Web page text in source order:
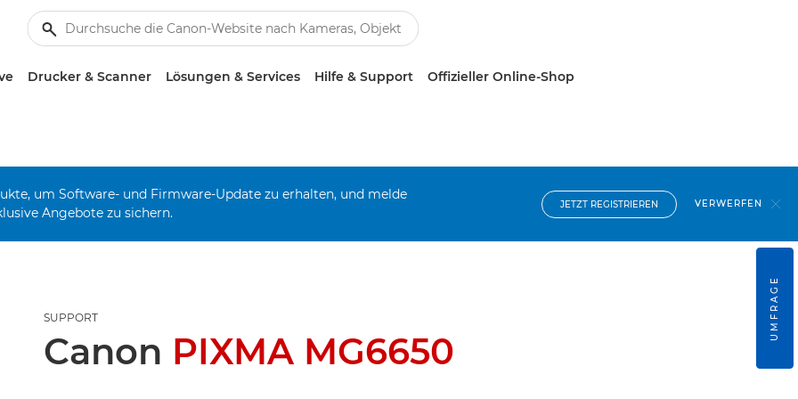
Drucker & Scanner Lösungen & Services Hilfe & Support Offizieller Online-Shop
um Software- und Firmware-Update zu erhalten, und melde
Angebote zu sichern.
JETZT REGISTRIEREN VERWERFEN
SUPPORT
Canon PIXMA MG6650
UMFRAGE